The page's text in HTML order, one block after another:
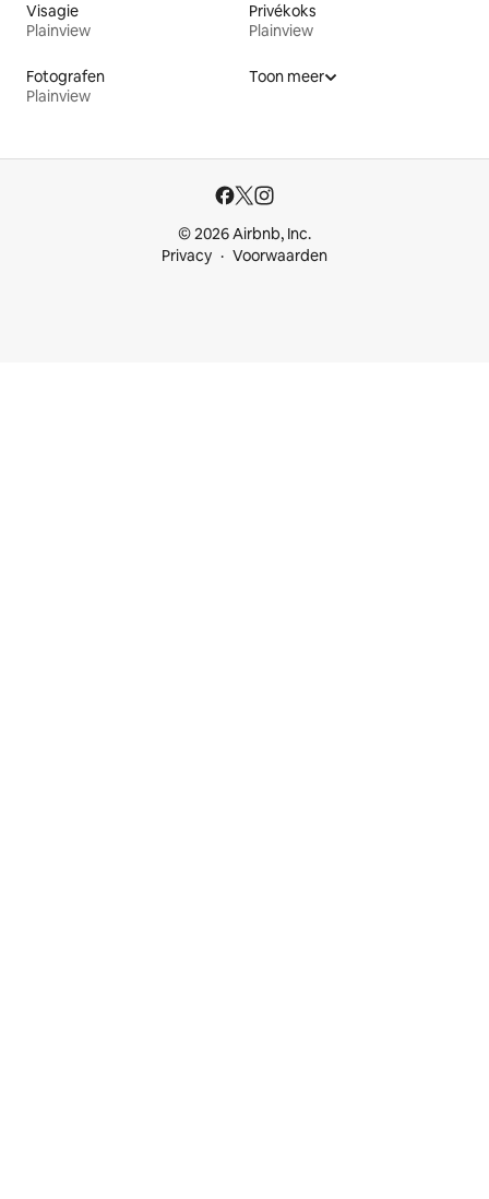
Visagie
Plainview
Privékoks
Plainview
Fotografen
Plainview
Toon meer
© 2026 Airbnb, Inc.
Privacy
Voorwaarden